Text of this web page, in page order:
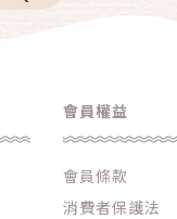
會員權益
會員條款
消費者保護法